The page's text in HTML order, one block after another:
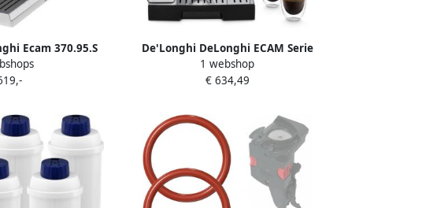
Ecam 370.95.S
automatisch
De'Longhi DeLonghi ECAM Serie
Volautomatische espressomachine 3 5”
TFT-display LatteCrema-systeem
1 webshop
€ 634,49